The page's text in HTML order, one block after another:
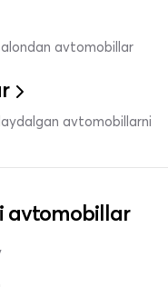
avtomobillar
avtomobillarni
avtomobillar